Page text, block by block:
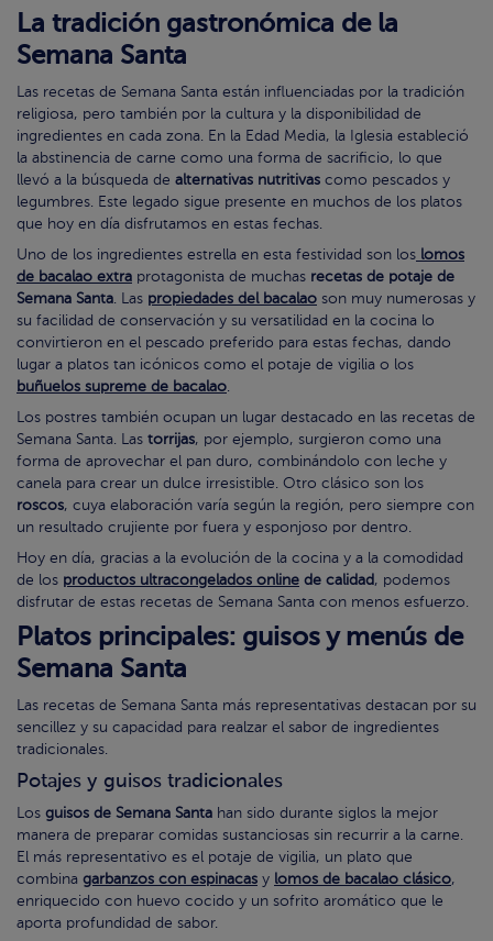
La tradición gastronómica de la
Semana Santa
Las recetas de Semana Santa están influenciadas por la tradición
religiosa, pero también por la cultura y la disponibilidad de
ingredientes en cada zona. En la Edad Media, la Iglesia estableció
la abstinencia de carne como una forma de sacrificio, lo que
llevó a la búsqueda de alternativas nutritivas como pescados y
legumbres. Este legado sigue presente en muchos de los platos
que hoy en día disfrutamos en estas fechas.
Uno de los ingredientes estrella en esta festividad son los lomos
de bacalao extra protagonista de muchas recetas de potaje de
Semana Santa. Las propiedades del bacalao son muy numerosas y
su facilidad de conservación y su versatilidad en la cocina lo
convirtieron en el pescado preferido para estas fechas, dando
lugar a platos tan icónicos como el potaje de vigilia o los
buñuelos supreme de bacalao.
Los postres también ocupan un lugar destacado en las recetas de
Semana Santa. Las torrijas, por ejemplo, surgieron como una
forma de aprovechar el pan duro, combinándolo con leche y
canela para crear un dulce irresistible. Otro clásico son los
roscos, cuya elaboración varía según la región, pero siempre con
un resultado crujiente por fuera y esponjoso por dentro.
Hoy en día, gracias a la evolución de la cocina y a la comodidad
de los productos ultracongelados online de calidad , podemos
disfrutar de estas recetas de Semana Santa con menos esfuerzo.
Platos principales: guisos y menús de
Semana Santa
Las recetas de Semana Santa más representativas destacan por su
sencillez y su capacidad para realzar el sabor de ingredientes
tradicionales.
Potajes y guisos tradicionales
Los guisos de Semana Santa han sido durante siglos la mejor
manera de preparar comidas sustanciosas sin recurrir a la carne.
El más representativo es el potaje de vigilia, un plato que
combina garbanzos con espinacas y lomos de bacalao clásico,
enriquecido con huevo cocido y un sofrito aromático que le
aporta profundidad de sabor.